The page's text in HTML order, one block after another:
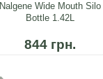
Nalgene Wide Mouth Silo
Bottle 1.42L
844 грн.